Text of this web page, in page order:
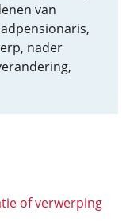
van
nader
of verwerping